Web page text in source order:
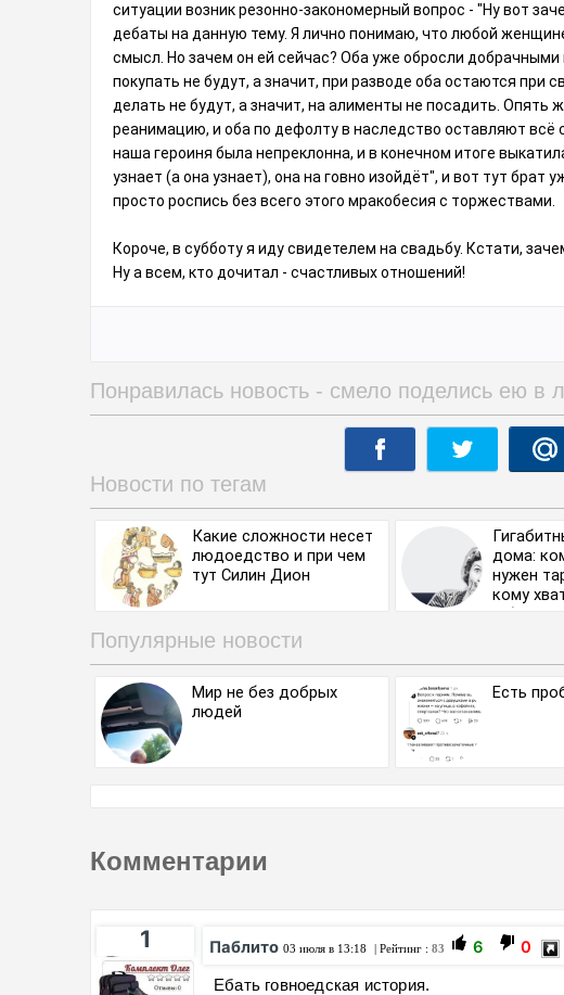
ситуации возник резонно-закономерный вопрос - "Ну вот
дебаты на данную тему. Я лично понимаю, что любой
смысл. Но зачем он ей сейчас? Оба уже обросли
покупать не будут, а значит, при разводе оба остаются
делать не будут, а значит, на алименты не посадить. Опять
реанимацию, и оба по дефолту в наследство оставляют всë
наша героиня была непреклонна, и в конечном итоге
узнает (а она узнает), она на говно изойдëт", и вот тут брат
просто роспись без всего этого мракобесия с торжествами.
Короче, в субботу я иду свидетелем на свадьбу. Кстати,
Ну а всем, кто дочитал - счастливых отношений!
Понравилась новость - смело поделись ею в
Новости по тегам
Какие сложности несет
людоедство и при чем
тут Силин Дион
дома:
нужен
кому
Мбит/с
Популярные новости
Мир не без добрых
людей
Есть
Комментарии
1 Паблито 03 июля в 13:18 | Рейтинг : 83 6 0
Ебать говноедская история.